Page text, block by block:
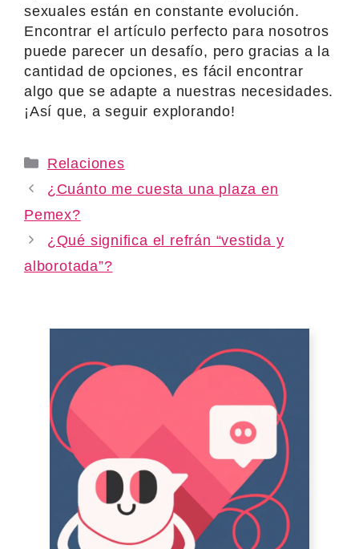
sexuales están en constante evolución.
Encontrar el artículo perfecto para nosotros
puede parecer un desafío, pero gracias a la
cantidad de opciones, es fácil encontrar
algo que se adapte a nuestras necesidades.
¡Así que, a seguir explorando!
Categories
Relaciones
¿Cuánto me cuesta una plaza en
Pemex?
¿Qué significa el refrán “vestida y
alborotada”?